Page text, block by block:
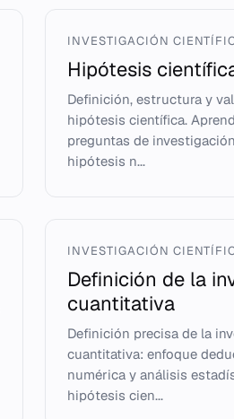
INVESTIGACIÓN
Hipótesis
Definición, estructura y
hipótesis científica.
preguntas de
hipótesis n...
INVESTIGACIÓN
Definición de la
cuantitativa
Definición precisa de la
cuantitativa: enfoque
numérica y análisis
hipótesis cien...